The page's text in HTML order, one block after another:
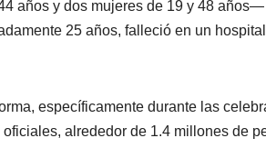
años y dos mujeres de 19 y 48
25 años, falleció en un
específicamente durante las
alrededor de 1.4 millones de